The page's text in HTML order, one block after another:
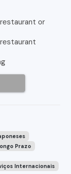
or
Prazo
Internacionais